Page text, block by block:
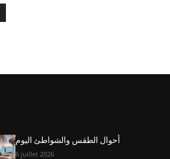
أحوال الطقس والشواطئ اليوم
6 juillet 2026